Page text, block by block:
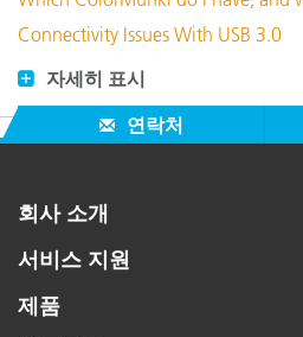
Connectivity Issues With USB 3.0
자세히 표시
연락처
회사 소개
서비스 지원
제품